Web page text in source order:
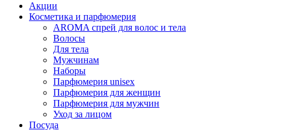
Акции
Косметика и парфюмерия
AROMA спрей для волос и тела
Волосы
Для тела
Мужчинам
Наборы
Парфюмерия unisex
Парфюмерия для женщин
Парфюмерия для мужчин
Уход за лицом
Посуда